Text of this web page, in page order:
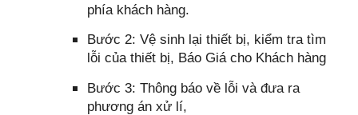
phía khách hàng.
Bước 2: Vệ sinh lại thiết bị, kiểm tra tìm
lỗi của thiết bị, Báo Giá cho Khách hàng
Bước 3: Thông báo về lỗi và đưa ra
phương án xử lí,